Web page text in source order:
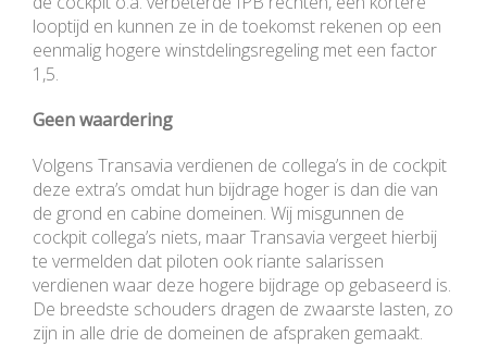
looptijd en kunnen ze in de toekomst rekenen op een
eenmalig hogere winstdelingsregeling met een factor
1,5.
Geen waardering
Volgens Transavia verdienen de collega’s in de cockpit
deze extra’s omdat hun bijdrage hoger is dan die van
de grond en cabine domeinen. Wij misgunnen de
cockpit collega’s niets, maar Transavia vergeet hierbij
te vermelden dat piloten ook riante salarissen
verdienen waar deze hogere bijdrage op gebaseerd is.
De breedste schouders dragen de zwaarste lasten, zo
zijn in alle drie de domeinen de afspraken gemaakt.